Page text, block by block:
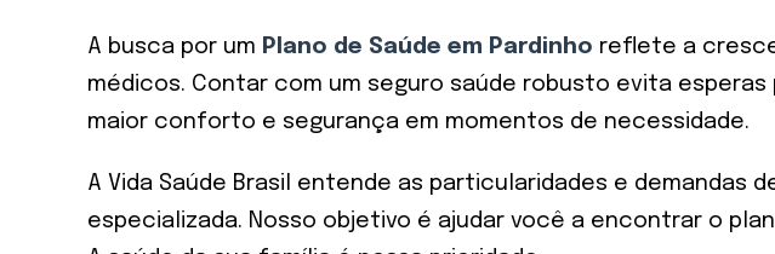
A busca por um Plano de Saúde em Pardinho reflete a
médicos. Contar com um seguro saúde robusto evita
maior conforto e segurança em momentos de necessidade.
A Vida Saúde Brasil entende as particularidades e demandas
especializada. Nosso objetivo é ajudar você a encontrar o